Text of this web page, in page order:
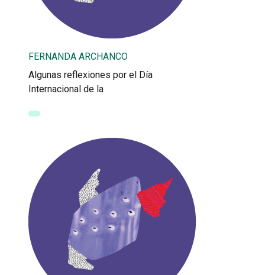
FERNANDA ARCHANCO
Algunas reflexiones por el Día
Internacional de la